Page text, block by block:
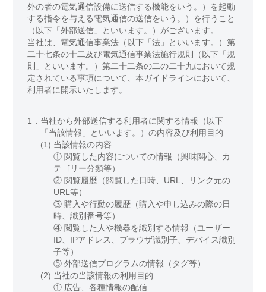
外の者の電気通信設備に送信する機能をいう。）を起動
する指令を与える電気通信の送信をいう。）を行うこと
（以下「外部送信」といいます。）がございます。
当社は、電気通信事業法（以下「法」といいます。）第
二十七条の十二及び電気通信事業法施行規則（以下「規
則」といいます。）第二十二条の二の二十九において規
定されている事項について、本ガイドラインにおいて、
利用者に開示いたします。
1． 当社から外部送信する利用者に関する情報（以下
「当該情報」といいます。）の内容及び利用目的
(1) 当該情報の内容
① 閲覧した内容についての情報（興味関心、カ
テゴリー分類等）
② 閲覧履歴（閲覧した日時、URL、リンク元の
URL等）
③ 購入や行動の履歴（購入や申し込みの際の日
時、識別番号等）
④ 閲覧した人や機器を識別する情報（ユーザー
ID、IPアドレス、ブラウザ識別子、デバイス識別
子等）
⑤ 外部送信プログラムの情報（タグ等）
(2) 当社の当該情報の利用目的
① 広告、各種情報の配信